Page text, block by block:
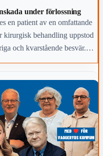
under förlossning
en patient av en omfattande
kirurgisk behandling uppstod
och kvarstående besvär.
för prövning enligt lex